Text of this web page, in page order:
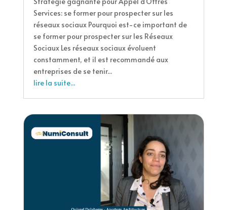
Services: se former pour prospecter sur les
réseaux sociaux Pourquoi est-ce important de
se former pour prospecter sur les Réseaux
Sociaux Les réseaux sociaux évoluent
constamment, et il est recommandé aux
entreprises de se tenir...
lire la suite...